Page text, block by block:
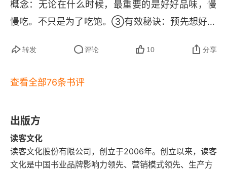
概念：无论在什么时候，最重要的是好好品味，慢
慢吃。不只是为了吃饱。③有效秘诀：预先想好吃
足。
转发 评论 10 分享
查看全部76条书评
出版方
读客文化
读客文化股份有限公司，创立于2006年。创立以来，读客
文化是中国书业品牌影响力领先、营销模式领先、生产方